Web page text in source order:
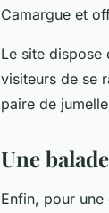
Camargue et
Le site dispose
visiteurs de se
paire de
Une
Enfin, pour